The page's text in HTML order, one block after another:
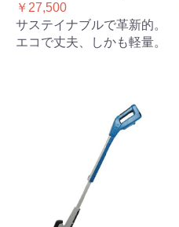
￥27,500
サステイナブルで革新的。
エコで丈夫、しかも軽量。